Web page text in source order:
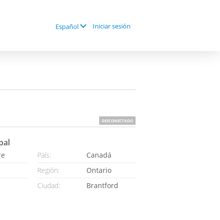
Español Iniciar sesión
DESCONECTADO
País:
Canadá
Región:
Ontario
Ciudad:
Brantford